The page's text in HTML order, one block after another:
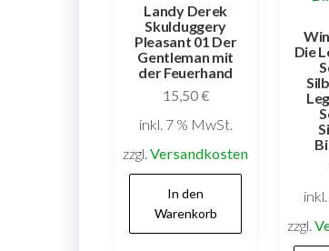
Landy Derek
Skulduggery
Pleasant 01 Der
Gentleman mit
der Feuerhand
15,50€
inkl. 7 % MwSt.
zzgl.Versandkosten
In den
Warenkorb
Die
zzgl.